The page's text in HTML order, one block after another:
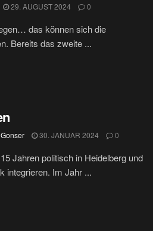
29. AUGUST 2024 0
das können sich die
Bereits das zweite ...
30. JANUAR 2024 0
Jahren politisch in Heidelberg und
integrieren. Im Jahr ...